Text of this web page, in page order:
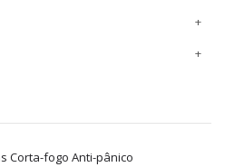
Corta-fogo Anti-pânico